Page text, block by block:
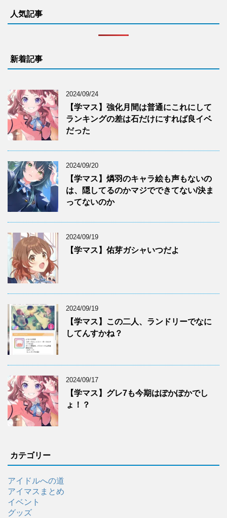
人気記事
新着記事
2024/09/24
【学マス】強化月間は普通にこれにして
ランキングの差は石だけにすれば良イベ
だった
2024/09/20
【学マス】燐羽のキャラ絵も声もないの
は、隠してるのかマジでできてない/決ま
ってないのか
2024/09/19
【学マス】佑芽ガシャいつだよ
2024/09/19
【学マス】この二人、ランドリーでなに
してんすかね？
2024/09/17
【学マス】グレ7も今期はぽかぽかでし
ょ！？
カテゴリー
アイドルへの道
アイマスまとめ
イベント
グッズ